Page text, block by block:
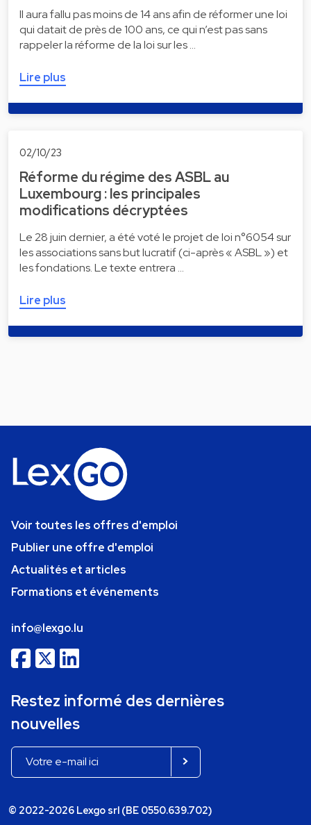
Il aura fallu pas moins de 14 ans afin de réformer une loi
qui datait de près de 100 ans, ce qui n’est pas sans
rappeler la réforme de la loi sur les …
Lire plus
02/10/23
Réforme du régime des ASBL au
Luxembourg : les principales
modifications décryptées
Le 28 juin dernier, a été voté le projet de loi n°6054 sur
les associations sans but lucratif (ci-après « ASBL ») et
les fondations. Le texte entrera …
Lire plus
Voir toutes les offres d'emploi
Publier une offre d'emploi
Actualités et articles
Formations et événements
info@lexgo.lu
Restez informé des dernières
nouvelles
© 2022-2026 Lexgo srl (BE 0550.639.702)